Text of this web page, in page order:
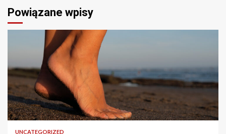
Powiązane wpisy
UNCATEGORIZED